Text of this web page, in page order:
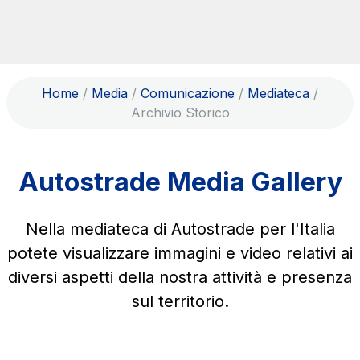
ITA
Rete
Lavora con noi
Info Viabilità
Investor Relations
Tecnologie e Sicurezza
Home / Media / Comunicazione / Mediateca /
Archivio Storico
Autostrade Media Gallery
Nella mediateca di Autostrade per l'Italia
potete visualizzare immagini e video relativi ai
diversi aspetti della nostra attività e presenza
sul territorio.